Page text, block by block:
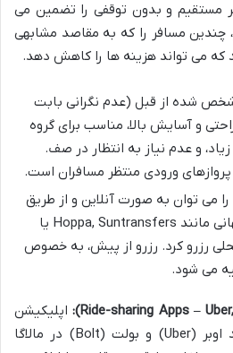
مستقیم و بدون توقفی را تضمین می
چندین مسافر را که به مقاصد مشابهی
که می تواند هزینه ها را کاهش دهد.
شده از قبل (عدم نگرانی بابت
و آسایش بالا، مناسب برای گروه
زیاد، و عدم نیاز به انتظار در صف.
پروازهای ورودی منتظر مسافران است.
می توان به صورت آنلاین و از طریق
پلتفرم های معروف جهانی مانند Hoppa, Suntransfers یا
رزرو کرد. رزرو از پیش، به خصوص
می شود.
اپلیکیشن
های درخواست خودرو مانند اوبر (Uber) و بولت (Bolt) در مالاگا